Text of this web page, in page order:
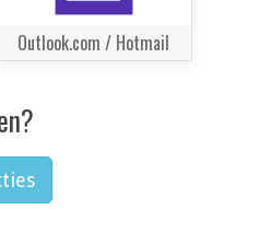
Outlook.com / Hotmail